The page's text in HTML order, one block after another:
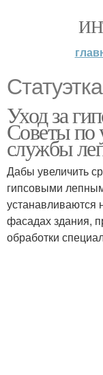
Уход за
Советы по
службы
Дабы увеличить
гипсовыми
устанавливаются
фасадах здания,
обработки